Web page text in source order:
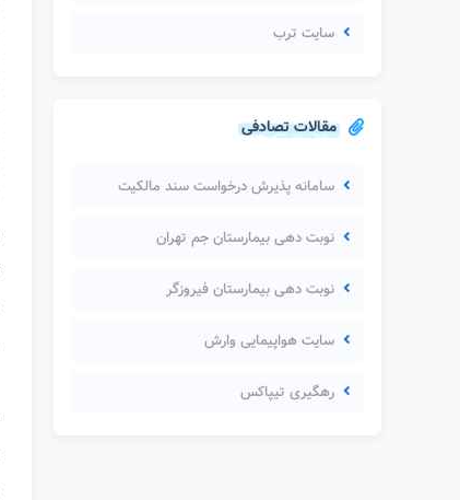
سایت ترب
مقالات تصادفی
سامانه پذیرش درخواست سند مالکیت
نوبت دهی بیمارستان جم تهران
نوبت دهی بیمارستان فیروزگر
سایت هواپیمایی وارش
رهگیری تیپاکس